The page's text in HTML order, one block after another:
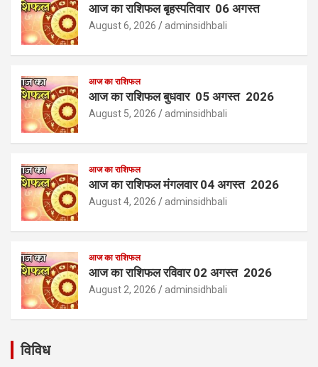
आज का राशिफल बृहस्पतिवार 06 अगस्त
August 6, 2026 adminsidhbali
आज का राशिफल
आज का राशिफल बुधवार 05 अगस्त 2026
August 5, 2026 adminsidhbali
आज का राशिफल
आज का राशिफल मंगलवार 04 अगस्त 2026
August 4, 2026 adminsidhbali
आज का राशिफल
आज का राशिफल रविवार 02 अगस्त 2026
August 2, 2026 adminsidhbali
विविध